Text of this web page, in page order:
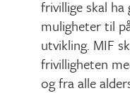
frivillige skal ha
muligheter til
utvikling. MIF
frivilligheten
og fra alle